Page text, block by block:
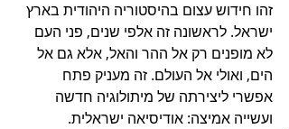
זהו חידוש עצום בהיסטוריה היהודית בארץ
ישראל. לראשונה זה אלפי שנים, פני העם
לא מופנים רק אל ההר והאל, אלא גם אל
הים, ואולי אל העולם. זה מעניק פתח
אפשרי ליצירתה של מיתולוגיה חדשה
ועשייה אמיצה: אודיסיאה ישראלית.